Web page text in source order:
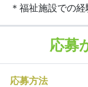
＊福祉施設での
応募
応募方法